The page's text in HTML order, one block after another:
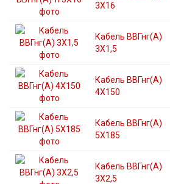
3X16
Кабель ВВГнг(А)
3X1,5
Кабель ВВГнг(А)
4X150
Кабель ВВГнг(А)
5X185
Кабель ВВГнг(А)
3X2,5